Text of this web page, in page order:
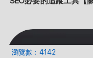
瀏覽數：4142